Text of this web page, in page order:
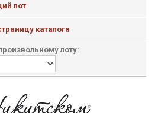
лот
каталога
лоту: